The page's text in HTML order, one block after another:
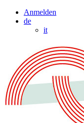
Anmelden
de
it